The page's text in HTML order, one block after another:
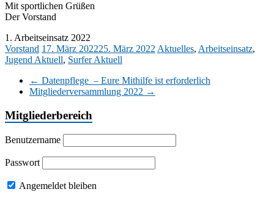
Mit sportlichen Grüßen
Der Vorstand
1. Arbeitseinsatz 2022
Vorstand 17. März 202225. März 2022 Aktuelles, Arbeitseinsatz,
Jugend Aktuell, Surfer Aktuell
← Datenpflege – Eure Mithilfe ist erforderlich
Mitgliederversammlung 2022 →
Mitgliederbereich
Benutzername
Passwort
Angemeldet bleiben